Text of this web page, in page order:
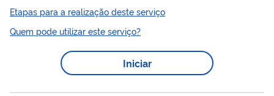
especificadas e por tempo determinado. O requerimento do
ato administrativo é feito pelo responsável legal pelo depósito,
com o encaminhamento dos documentos de licenciamento. A
documentação encaminhada é avaliada pela área técnica
correspondente. Baseando-se nessa avaliação, o órgão
Etapas para a realização deste serviço
Quem pode utilizar este serviço?
Iniciar